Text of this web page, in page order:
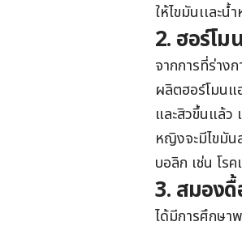
ให้ไขมันเเละ
2. ฮอร์โม
จากการที่ร่าง
ผลิตฮอร์โมนแ
และสิวขึ้นแล้ว
หญิงจะมีไขมัน
บอลิก เช่น โรค
3. สมอง
ได้มีการศึกษา